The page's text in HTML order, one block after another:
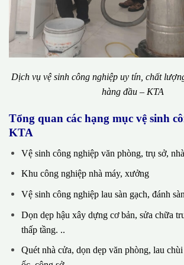
Dịch vụ vệ sinh công nghiệp uy tín, chất
hàng đầu – KTA
Tổng quan các hạng mục vệ sinh
KTA
Vệ sinh công nghiệp văn phòng, trụ sở,
Khu công nghiệp nhà máy, xưởng
Vệ sinh công nghiệp lau sàn gạch, đánh
Dọn dẹp hậu xây dựng cơ bản, sửa chữa
thấp tầng. ..
Quét nhà cửa, dọn dẹp văn phòng, lau